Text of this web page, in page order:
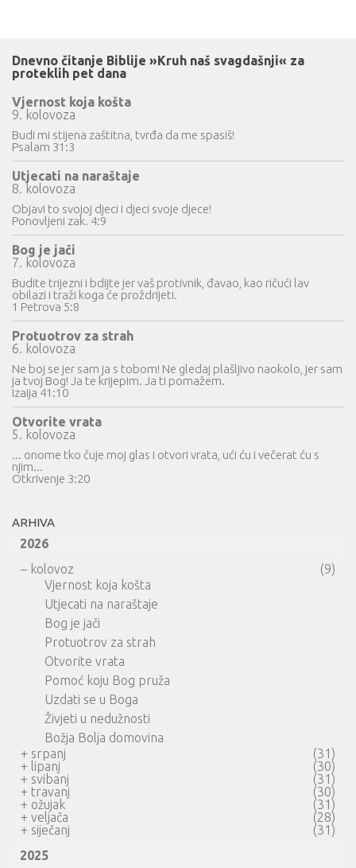
Dnevno čitanje Biblije »Kruh naš svagdašnji« za
proteklih pet dana
Vjernost koja košta
9. kolovoza
Budi mi stijena zaštitna, tvrđa da me spasiš!
Psalam 31:3
Utjecati na naraštaje
8. kolovoza
Objavi to svojoj djeci i djeci svoje djece!
Ponovljeni zak. 4:9
Bog je jači
7. kolovoza
Budite trijezni i bdijte jer vaš protivnik, đavao, kao ričući lav
obilazi i traži koga će proždrijeti.
1 Petrova 5:8
Protuotrov za strah
6. kolovoza
Ne boj se jer sam ja s tobom! Ne gledaj plašljivo naokolo, jer sam
ja tvoj Bog! Ja te krijepim. Ja ti pomažem.
Izaija 41:10
Otvorite vrata
5. kolovoza
... onome tko čuje moj glas i otvori vrata, ući ću i večerat ću s
njim...
Otkrivenje 3:20
ARHIVA
2026
– kolovoz
(9)
Vjernost koja košta
Utjecati na naraštaje
Bog je jači
Protuotrov za strah
Otvorite vrata
Pomoć koju Bog pruža
Uzdati se u Boga
Živjeti u nedužnosti
Božja Bolja domovina
+ srpanj
(31)
+ lipanj
(30)
+ svibanj
(31)
+ travanj
(30)
+ ožujak
(31)
+ veljača
(28)
+ siječanj
(31)
2025